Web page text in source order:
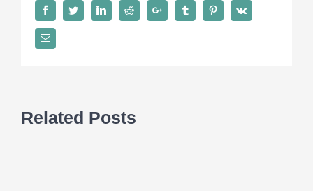
討
FacebookTwitterLinkedInReddit Google+ Tumblr PinterestVk
Email
Related Posts